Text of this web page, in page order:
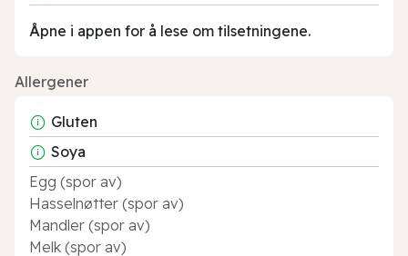
Åpne i appen for å lese om tilsetningene.
Allergener
Gluten
Soya
Egg (spor av)
Hasselnøtter (spor av)
Mandler (spor av)
Melk (spor av)